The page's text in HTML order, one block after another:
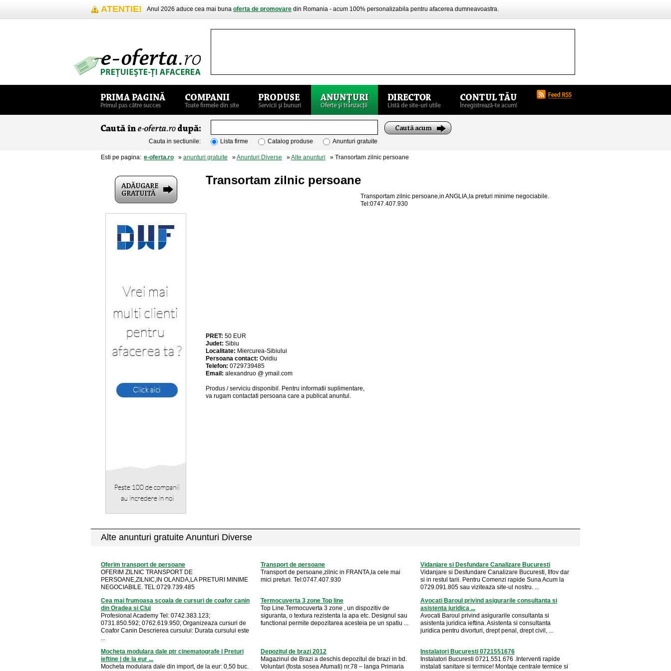
ATENTIE! Anul 2026 aduce cea mai buna oferta de promovare din Romania - acum 100% personalizabila pentru afacerea dumneavoastra.
Cauta in sectiunile: Lista firme Catalog produse Anunturi gratuite
Esti pe pagina: e-oferta.ro » anunturi gratuite »Anunturi Diverse »Alte anunturi » Transortam zilnic persoane
Transortam zilnic persoane
Transportam zilnic persoane,in ANGLIA,la preturi minime negociabile.
Tel:0747.407.930
PRET: 50 EUR
Judet: Sibiu
Localitate: Miercurea-Sibiului
Persoana contact: Ovidiu
Telefon: 0729739485
Email: alexandruo @ ymail.com
Produs / serviciu disponibil . Pentru informatii suplimentare,
va rugam contactati persoana care a publicat anuntul.
Alte anunturi gratuite Anunturi Diverse
Oferim transport de persoane
OFERIM ZILNIC TRANSPORT DE
PERSOANE,ZILNIC,IN OLANDA,LA PRETURI MINIME
NEGOCIABILE. TEL:0729.739.485
Transport de persoane
Transport de persoane,zilnic in FRANTA,la cele mai
mici preturi. Tel:0747.407.930
Vidanjare si Desfundare Canalizare Bucuresti
Vidanjare si Desfundare Canalizare Bucuresti, Ilfov dar
si in restul tarii. Pentru Comenzi rapide Suna Acum la
0729.091.805 sau viziteaza site-ul nostru. ...
Cea mai frumoasa scoala de cursuri de coafor canin
din Oradea si Cluj
Profesional Academy Tel: 0742.383.123;
0731.850.592; 0762.619.950; Organizeaza cursuri de
Coafor Canin Descrierea cursului: Durata cursului este
...
Termocuverta 3 zone Top line
Top Line.Termocuverta 3 zone , un dispozitiv de
siguranta, o textura rezistenta la apa etc. Designul sau
functional permite depozitarea acesteia pe un spatiu ...
Avocati Baroul privind asigurarile consultanta si
asistenta juridica ...
Avocati Baroul privind asigurarile consultanta si
asistenta juridica ieftina. Asistenta si consultanta
juridica pentru divorturi, drept penal, drept civil, ...
Mocheta modulara dale ptr cinematografe | Preturi
ieftine | de la eur ...
Mocheta modulara dale din import, de la eur: 0,50 buc.
Depozitul de brazi 2012
Magazinul de Brazi a deschis depozitul de brazi in bd.
Voluntari (fosta sosea Afumati) nr.78 – langa Primaria
Instalatori Bucuresti 0721551676
Instalatori Bucuresti 0721.551.676 .Interventi rapide
instalati sanitare si termice! Montaje centrale termice si